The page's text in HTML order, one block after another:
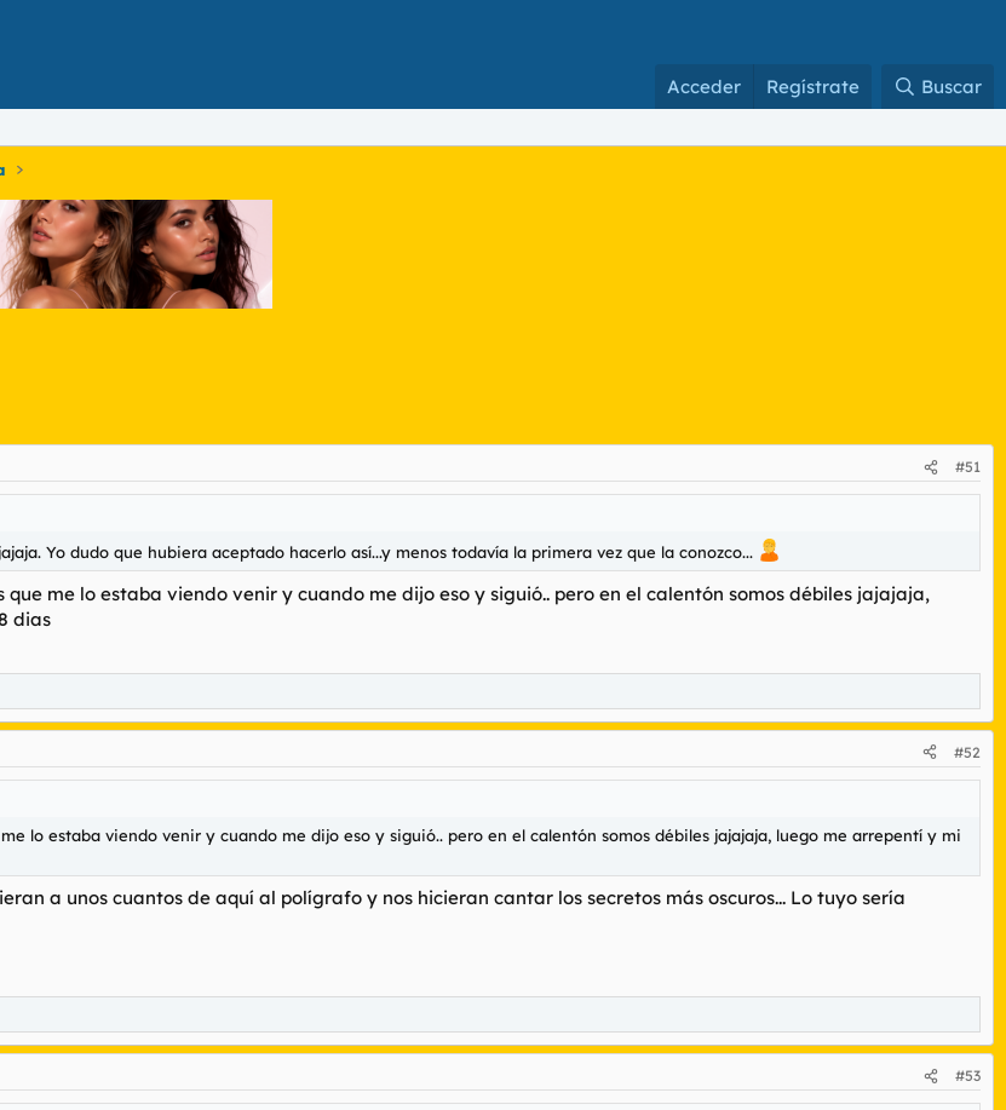
Acceder Regístrate Buscar
#51
Yo dudo que hubiera aceptado hacerlo así...y menos todavía la primera vez que la conozco...
me lo estaba viendo venir y cuando me dijo eso y siguió.. pero en el calentón somos débiles jajajaja,
dias
#52
lo estaba viendo venir y cuando me dijo eso y siguió.. pero en el calentón somos débiles jajajaja, luego me arrepentí y mi
a unos cuantos de aquí al polígrafo y nos hicieran cantar los secretos más oscuros... Lo tuyo sería
#53